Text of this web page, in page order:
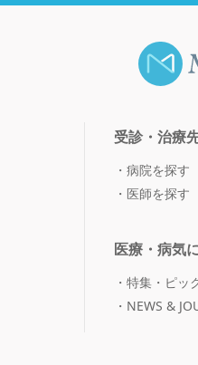
受診・治療
病院を探す
医師を探す
医療・病気
特集・ピッ
NEWS &